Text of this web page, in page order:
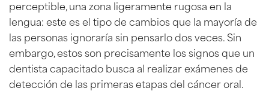
perceptible, una zona ligeramente rugosa en la
lengua: este es el tipo de cambios que la mayoría de
las personas ignoraría sin pensarlo dos veces. Sin
embargo, estos son precisamente los signos que un
dentista capacitado busca al realizar exámenes de
detección de las primeras etapas del cáncer oral.